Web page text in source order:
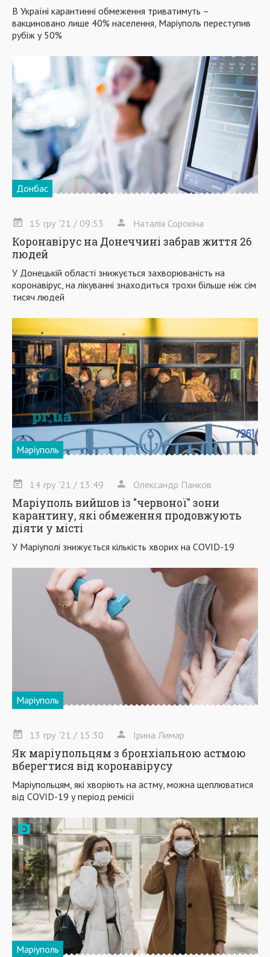
В Україні карантинні обмеження триватимуть –
вакциновано лише 40% населення, Маріуполь переступив
рубіж у 50%
Донбас
15 гру '21 / 09:53 Наталія Сорокіна
Коронавірус на Донеччині забрав життя 26
людей
У Донецькій області знижується захворюваність на
коронавірус, на лікуванні знаходиться трохи більше ніж сім
тисяч людей
Маріуполь
14 гру '21 / 13:49 Олександр Панков
Маріуполь вийшов із "червоної" зони
карантину, які обмеження продовжують
діяти у місті
У Маріуполі знижується кількість хворих на COVID-19
Маріуполь
13 гру '21 / 15:30 Ірина Лимар
Як маріупольцям з бронхіальною астмою
вберегтися від коронавірусу
Маріупольцям, які хворіють на астму, можна щеплюватися
від COVID-19 у період ремісії
Маріуполь